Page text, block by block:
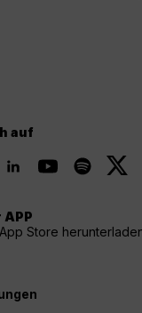
auf
APP
Store